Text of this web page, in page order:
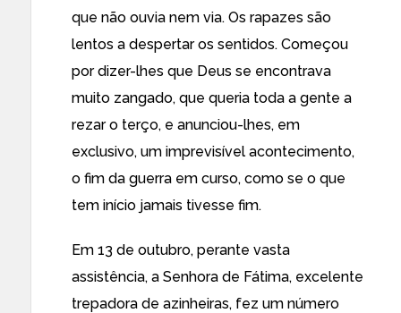
que não ouvia nem via. Os rapazes são
lentos a despertar os sentidos. Começou
por dizer-lhes que Deus se encontrava
muito zangado, que queria toda a gente a
rezar o terço, e anunciou-lhes, em
exclusivo, um imprevisível acontecimento,
o fim da guerra em curso, como se o que
tem início jamais tivesse fim.
Em 13 de outubro, perante vasta
assistência, a Senhora de Fátima, excelente
trepadora de azinheiras, fez um número